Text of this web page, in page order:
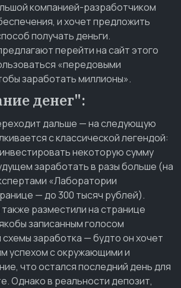
компанией-разработчиком
и хочет предложить
получать деньги.
перейти на сайт этого
«передовыми
заработать миллионы».
денег":
дальше — на следующую
с классической легендой:
некоторую сумму
заработать в разы больше (на
«Лаборатории
— до 300 тысяч рублей).
разместили на странице
записанным голосом
заработка — будто он хочет
успехом с окружающими и
что остался последний день для
Однако в реальности депозит,